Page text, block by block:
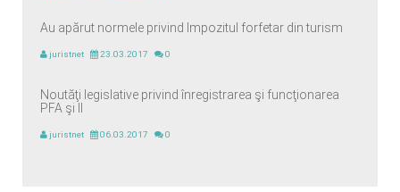
Au apărut normele privind Impozitul forfetar din turism
juristnet 23.03.2017 0
Noutăţi legislative privind înregistrarea şi funcţionarea
PFA şi II
juristnet 06.03.2017 0